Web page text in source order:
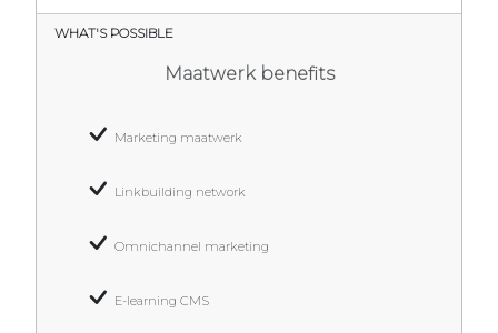
WHAT'S POSSIBLE
Maatwerk benefits
Marketing maatwerk
Linkbuilding network
Omnichannel marketing
E-learning CMS